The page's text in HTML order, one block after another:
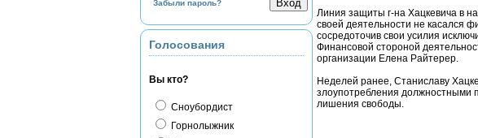
Забыли пароль?
Голосования
Вы кто?
Сноубордист
Горнолыжник
Линия защиты г-на Хацкевича в
своей деятельности не касался
сосредоточив свои усилия
Финансовой стороной
организации Елена Райтерер.
Неделей ранее, Станиславу
злоупотребления должностными
лишения свободы.